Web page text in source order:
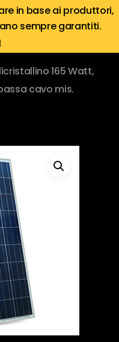
in base ai produttori,
sempre garantiti.
searchaccount
165 Watt,
cavo mis.